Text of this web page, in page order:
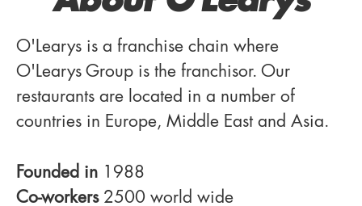
O'Learys is a franchise chain where
O'Learys Group is the franchisor. Our
restaurants are located in a number of
countries in Europe, Middle East and Asia.
Founded in 1988
Co-workers 2500 world wide